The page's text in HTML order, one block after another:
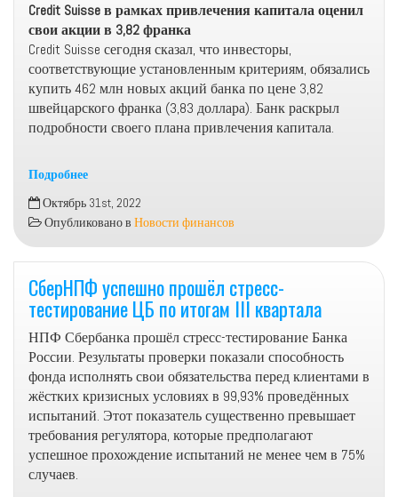
Credit Suisse в рамках привлечения капитала оценил
свои акции в 3,82 франка
Credit Suisse сегодня сказал, что инвесторы,
соответствующие установленным критериям, обязались
купить 462 млн новых акций банка по цене 3,82
швейцарского франка (3,83 доллара). Банк раскрыл
подробности своего плана привлечения капитала.
Подробнее
Credit
Suisse
оценил
свои
в
3,82
франка
Октябрь 31st, 2022
Опубликовано в Новости финансов
СберНПФ успешно прошёл стресс-
тестирование ЦБ по итогам III квартала
НПФ Сбербанка прошёл стресс-тестирование Банка
России. Результаты проверки показали способность
фонда исполнять свои обязательства перед клиентами в
жёстких кризисных условиях в 99,93% проведённых
испытаний. Этот показатель существенно превышает
требования регулятора, которые предполагают
успешное прохождение испытаний не менее чем в 75%
случаев.